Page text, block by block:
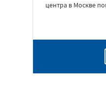
центра в Москве